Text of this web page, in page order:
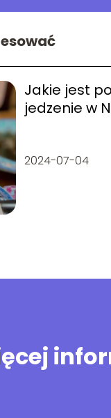
Jakie jest
jedzenie w
2024-07-04